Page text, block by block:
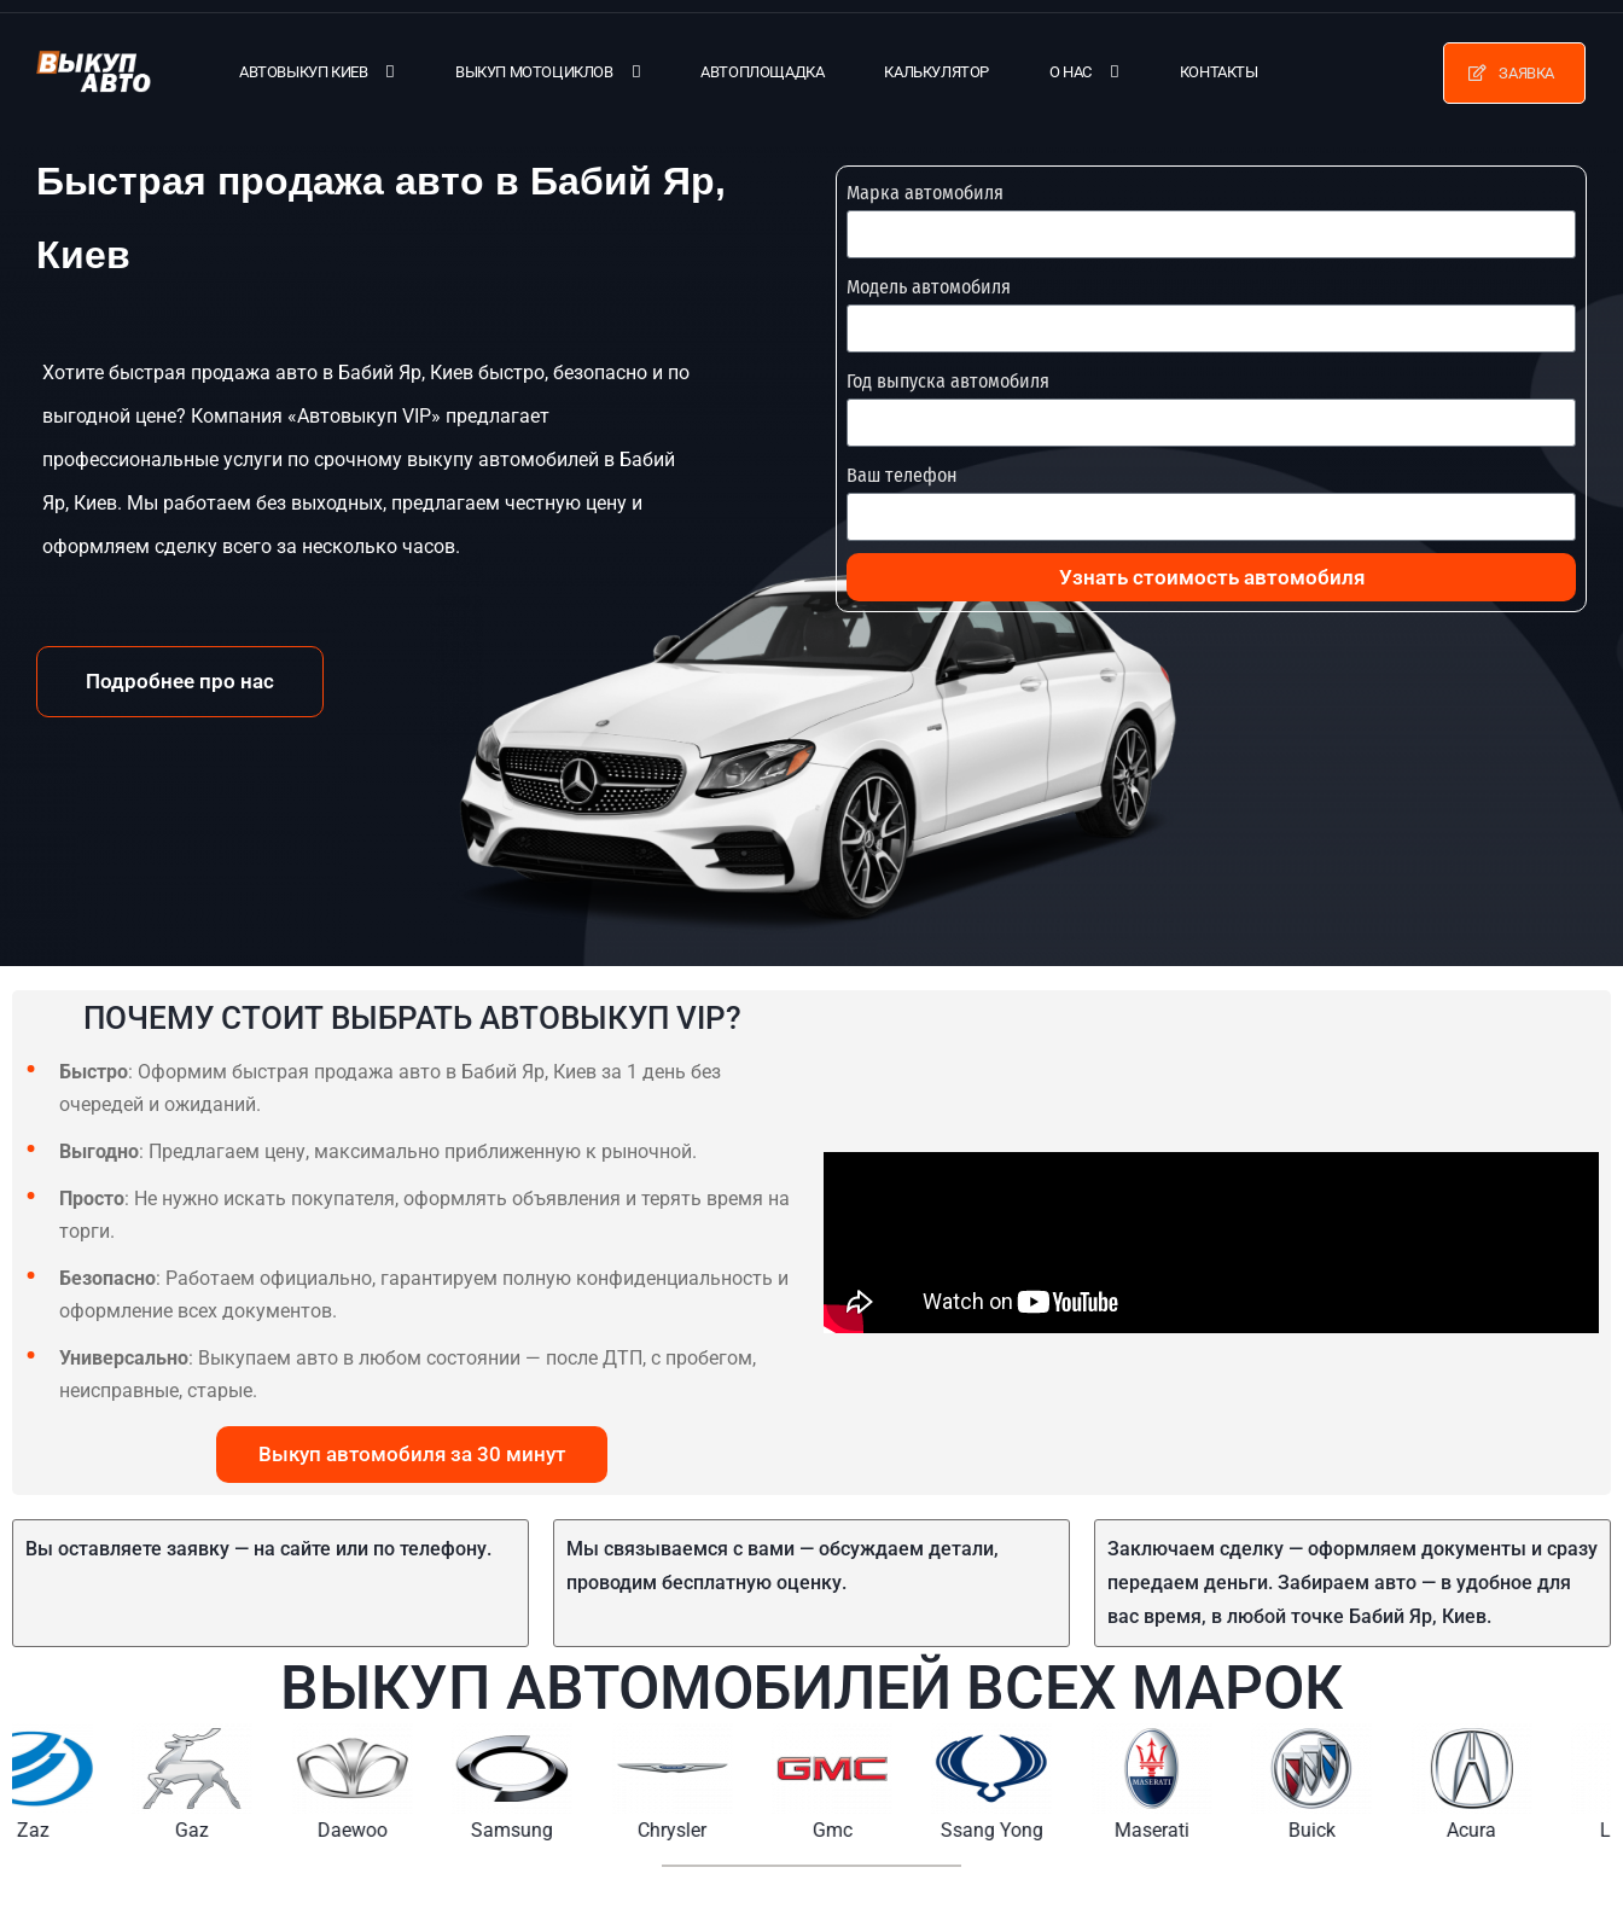
АВТОВЫКУП КИЕВ ВЫКУП МОТОЦИКЛОВ АВТОПЛОЩАДКА КАЛЬКУЛЯТОР О НАС КОНТАКТЫ ЗАЯВКА
Быстрая продажа авто в Бабий Яр,
Киев
Хотите быстрая продажа авто в Бабий Яр, Киев быстро, безопасно и по
выгодной цене? Компания «Автовыкуп VIP» предлагает
профессиональные услуги по срочному выкупу автомобилей в Бабий
Яр, Киев. Мы работаем без выходных, предлагаем честную цену и
оформляем сделку всего за несколько часов.
Подробнее про нас
Марка автомобиля
Модель автомобиля
Год выпуска автомобиля
Ваш телефон
Узнать стоимость автомобиля
ПОЧЕМУ СТОИТ ВЫБРАТЬ АВТОВЫКУП VIP?
Быстро: Оформим быстрая продажа авто в Бабий Яр, Киев за 1 день без
очередей и ожиданий.
Выгодно: Предлагаем цену, максимально приближенную к рыночной.
Просто: Не нужно искать покупателя, оформлять объявления и терять время на
торги.
Безопасно: Работаем официально, гарантируем полную конфиденциальность и
оформление всех документов.
Универсально: Выкупаем авто в любом состоянии — после ДТП, с пробегом,
неисправные, старые.
Выкуп автомобиля за 30 минут
Вы оставляете заявку — на сайте или по телефону.
Мы связываемся с вами — обсуждаем детали,
проводим бесплатную оценку.
Заключаем сделку — оформляем документы и сразу
передаем деньги. Забираем авто — в удобное для
вас время, в любой точке Бабий Яр, Киев.
ВЫКУП АВТОМОБИЛЕЙ ВСЕХ МАРОК
Samsung Chrysler Ssang Yong Maserati Buick